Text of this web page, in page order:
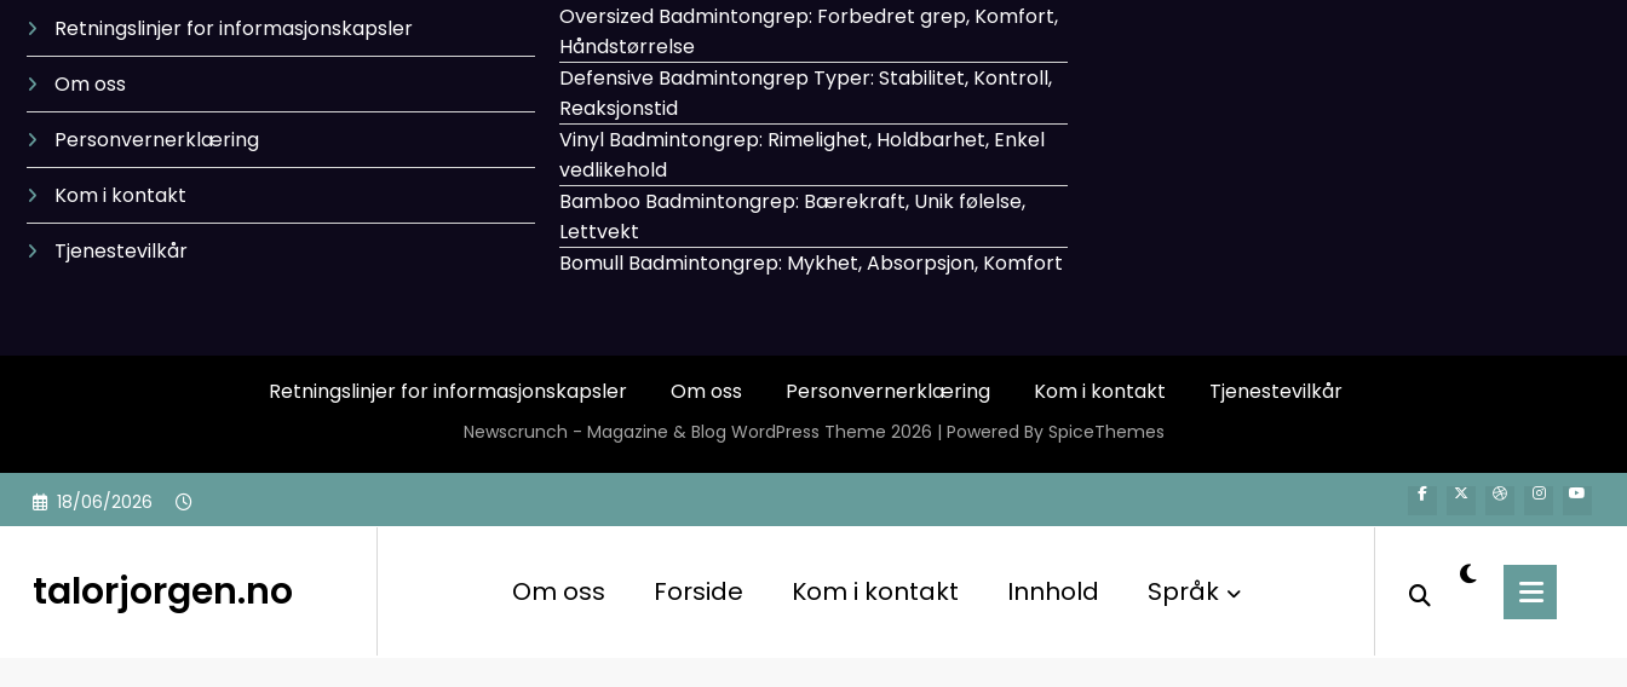
Retningslinjer for informasjonskapsler
Om oss
Personvernerklæring
Kom i kontakt
Tjenestevilkår
Oversized Badmintongrep: Forbedret grep, Komfort,
Håndstørrelse
Defensive Badmintongrep Typer: Stabilitet, Kontroll,
Reaksjonstid
Vinyl Badmintongrep: Rimelighet, Holdbarhet, Enkel
vedlikehold
Bamboo Badmintongrep: Bærekraft, Unik følelse,
Lettvekt
Bomull Badmintongrep: Mykhet, Absorpsjon, Komfort
Retningslinjer for informasjonskapsler Om oss Personvernerklæring Kom i kontakt Tjenestevilkår
Newscrunch - Magazine & Blog WordPress Theme 2026 | Powered By SpiceThemes
Skip
18/06/2026
talorjorgen.no Om oss Forside Kom i kontakt Innhold Språk